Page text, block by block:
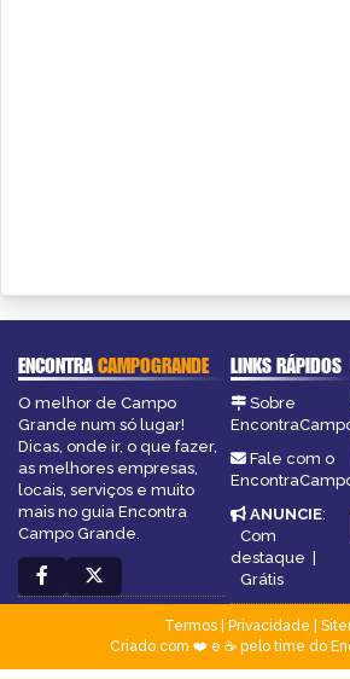
ENCONTRACAMPOGRANDE
O melhor de Campo
Grande num só lugar!
Dicas, onde ir, o que fazer,
as melhores empresas,
locais, serviços e muito
mais no guia Encontra
Campo Grande.
LINKS RÁPIDOS
Sobre
Fale com o
ANUNCIE:
Com
destaque
Grátis
Termos| Privacidade
Criado com ❤️ e ☕ pelo time do